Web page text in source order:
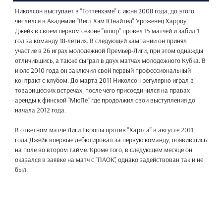
Николсон выступает в "Тоттенхэме" с июня 2008 года, до этого
числился в Академии "Вест Хэм Юнайтед". Уроженец Харроу,
Джейк в своем первом сезоне "шпор" провел 15 матчей и забил 1
гол за команду 18-летних. В следующей кампании он принял
участие в 26 играх молодежной Премьер-Лиги, при этом однажды
отличившись, а также сыграл в двух матчах молодежного Кубка. В
июле 2010 года он заключил свой первый профессиональный
контракт с клубом. До марта 2011 Николсон регулярно играл в
товарищеских встречах, после чего присоединился на правах
аренды к финской "МюПе", где продолжил свои выступления до
начала 2012 года.
В ответном матче Лиги Европы против "Хартса" в августе 2011
года Джейк впервые дебютировал за первую команду, появившись
на поле во втором тайме. Кроме того, в следующем месяце он
оказался в заявке на матч с "ПАОК", однако задействован так и не
был.